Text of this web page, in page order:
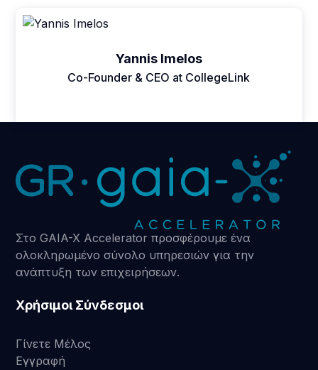
Yannis Imelos
Co-Founder & CEO at CollegeLink
Στο GAIA-X Accelerator προσφέρουμε ένα
ολοκληρωμένο σύνολο υπηρεσιών για την
ανάπτυξη των επιχειρήσεων.
Χρήσιμοι Σύνδεσμοι
Γίνετε Μέλος
Εγγραφή